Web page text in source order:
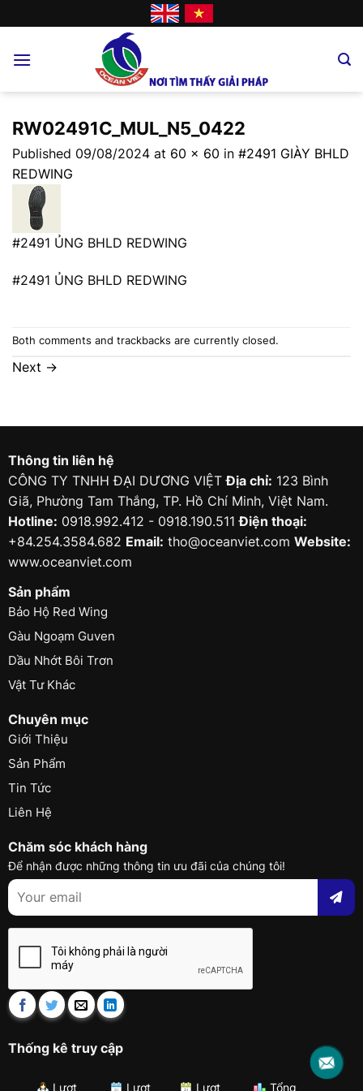
to
RW02491C_MUL_N5_0422
Published 09/08/2024 at 60 × 60 in #2491 GIÀY BHLD
REDWING
#2491 ỦNG BHLD REDWING
#2491 ỦNG BHLD REDWING
Both comments and trackbacks are currently closed.
Next →
Thông tin liên hệ
CÔNG TY TNHH ĐẠI DƯƠNG VIỆTĐịa chỉ: 123 Bình
Giã, Phường Tam Thắng, TP. Hồ Chí Minh, Việt Nam.
Hotline: 0918.992.412 - 0918.190.511Điện thoại:
+84.254.3584.682 Email: tho@oceanviet.com Website:
www.oceanviet.com
Sản phẩm
Bảo Hộ Red Wing
Gàu Ngoạm Guven
Dầu Nhớt Bôi Trơn
Vật Tư Khác
Chuyên mục
Giới Thiệu
Sản Phẩm
Tin Tức
Liên Hệ
Chăm sóc khách hàng
Để nhận được những thông tin ưu đãi của chúng tôi!
Thống kê truy cập
Lượt Lượt Lượt Tổng